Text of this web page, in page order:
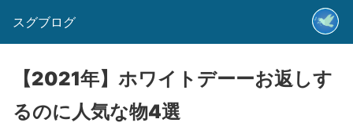
スグブログ
【2021年】ホワイトデーーお返しす
るのに人気な物4選